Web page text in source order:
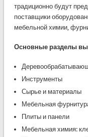
традиционно будут
поставщики
мебельной химии,
Основные разделы
Инструменты
Сырье и материалы
Мебельная
Плиты и панели
Мебельная химия: